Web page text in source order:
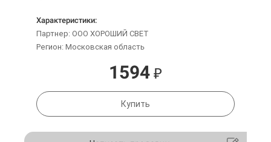
Характеристики:
Партнер: ООО ХОРОШИЙ СВЕТ
Регион: Московская область
1594 ₽
Купить